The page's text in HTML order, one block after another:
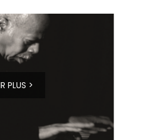
PLUS >